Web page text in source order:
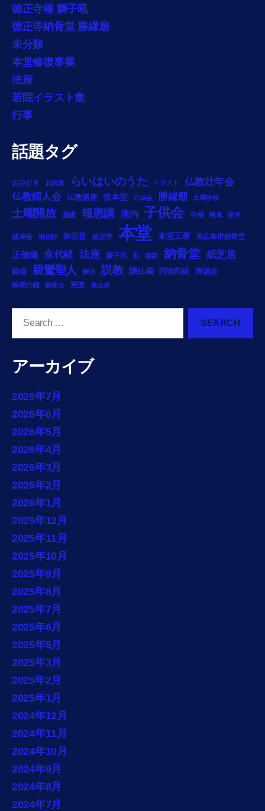
徳正寺報 獅子吼
徳正寺納骨堂 勝縁廟
未分類
本堂修復事業
法座
若院イラスト集
行事
話題タグ
おみがき お説教 らいはいのうた イラスト
仏教壮年会
仏教婦人会
仏教講座 仮本堂 元旦会 勝縁廟 土曜学校
土曜開放 基礎 報恩講 境内 子供会 寺報 幔幕 彼岸
彼岸会 御伝鈔 御正忌 徳正寺 本堂 本堂工事 東広島市納骨堂
正信偈 永代経 法座 獅子吼 瓦 節談 納骨堂 紙芝居
総会 親鸞聖人 解体 説教 讃仏偈 阿弥陀経 降誕会
除夜の鐘 除夜会 雅楽 集会所
アーカイブ
2026年7月
2026年6月
2026年5月
2026年4月
2026年3月
2026年2月
2026年1月
2025年12月
2025年11月
2025年10月
2025年9月
2025年8月
2025年7月
2025年6月
2025年5月
2025年3月
2025年2月
2025年1月
2024年12月
2024年11月
2024年10月
2024年9月
2024年8月
2024年7月